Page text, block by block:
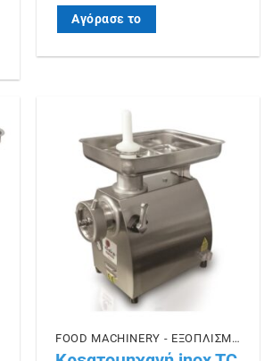
Αγόρασε το
Πρόσθήκη
στην λίστα
επιθυμιών
FOOD MACHINERY - ΕΞΟΠΛΙΣΜΟΣ ΕΣΤΙΑΣΗΣ